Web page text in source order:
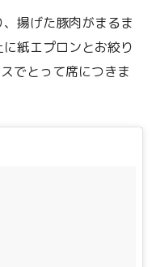
揚げた豚肉がまるま
紙エプロンとお絞り
でとって席につきま